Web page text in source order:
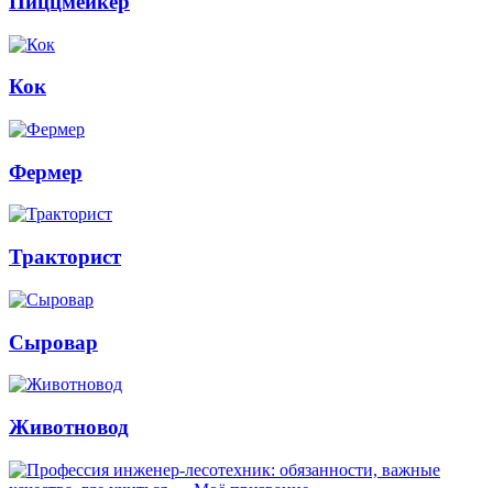
Кок
Фермер
Тракторист
Сыровар
Животновод